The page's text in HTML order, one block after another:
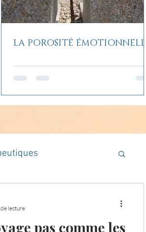
LA POROSITÉ ÉMOTIONNELLE
pas comme les
lecture